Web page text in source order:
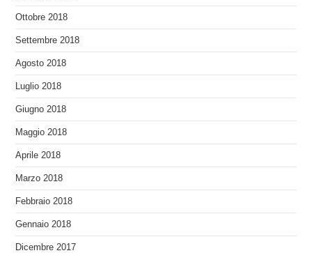
Ottobre 2018
Settembre 2018
Agosto 2018
Luglio 2018
Giugno 2018
Maggio 2018
Aprile 2018
Marzo 2018
Febbraio 2018
Gennaio 2018
Dicembre 2017